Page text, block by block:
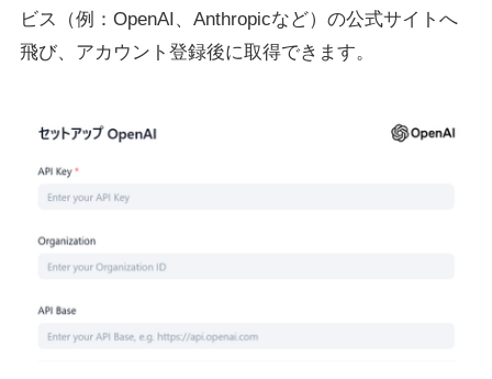
ビス（例：OpenAI、Anthropicなど）の公式サイトへ
飛び、アカウント登録後に取得できます。